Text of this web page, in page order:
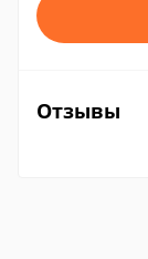
Отзывы